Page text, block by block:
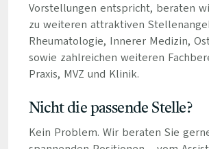
Vorstellungen entspricht, beraten
zu weiteren attraktiven
Rheumatologie, Innerer Medizin,
sowie zahlreichen weiteren
Praxis, MVZ und Klinik.
Nicht die passende Stelle?
Kein Problem. Wir beraten Sie